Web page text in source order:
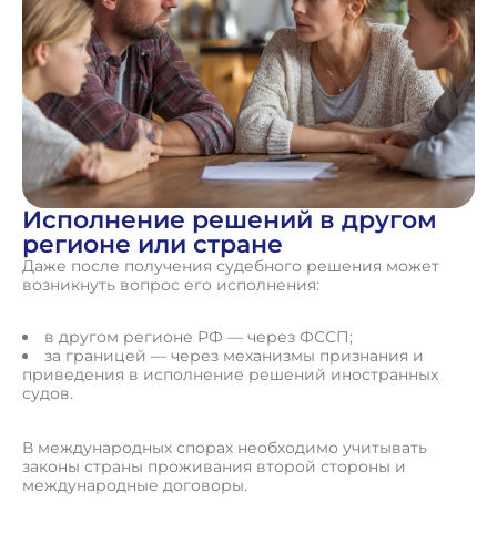
Исполнение решений в другом
регионе или стране
Даже после получения судебного решения может
возникнуть вопрос его исполнения:
в другом регионе РФ — через ФССП;
за границей — через механизмы признания и
приведения в исполнение решений иностранных
судов.
В международных спорах необходимо учитывать
законы страны проживания второй стороны и
международные договоры.